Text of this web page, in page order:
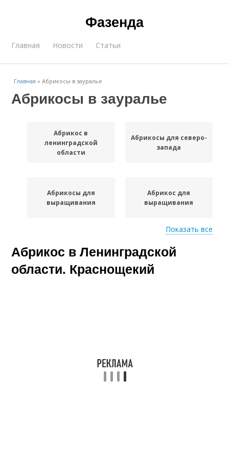
Фазенда
Главная Новости Статьи
Главная »Абрикосы в зауралье
Абрикосы в зауралье
Абрикос в
ленинградской
области
Абрикосы для северо-
запада
Абрикосы для
выращивания
Абрикос для
выращивания
Абрикосы для
подмосковья
Показать все
Абрикос в Ленинградской
области. Краснощекий